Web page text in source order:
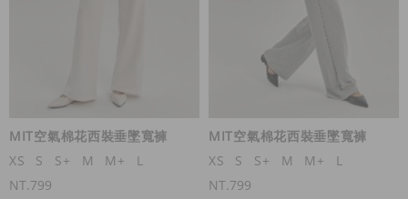
MIT空氣棉花西裝垂墜寬褲
XS
S S+ M M+
L
NT.799
MIT空氣棉花西裝垂墜寬褲
XS
S S+ M M+
L
NT.799